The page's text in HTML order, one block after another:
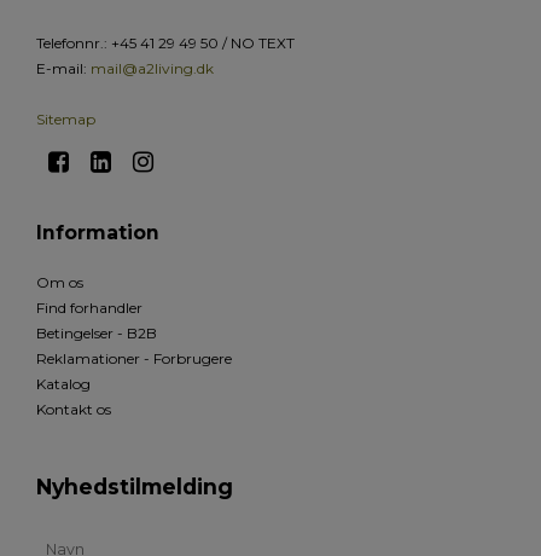
Telefonnr.: +45 41 29 49 50 / NO TEXT
E-mail: mail@a2living.dk
Sitemap
Information
Om os
Find forhandler
Betingelser - B2B
Reklamationer - Forbrugere
Katalog
Kontakt os
Nyhedstilmelding